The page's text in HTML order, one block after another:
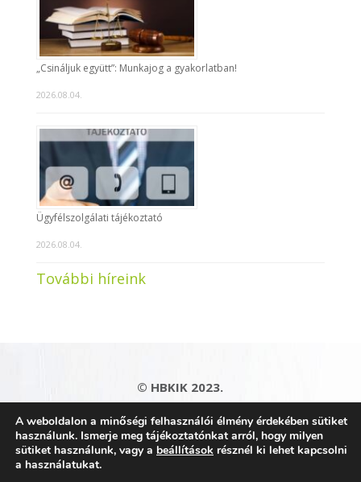
„Csináljuk együtt”: Munkajog a gyakorlatban!
2026.08.04.
Ügyfélszolgálati tájékoztató
2026.08.04.
További híreink
© HBKIK 2023.
Adatkezelési tájékoztató|Impresszum|
Kapcsolat|Honlaptérkép
A weboldalon a minőségi felhasználói élmény érdekében sütiket
használunk. Ismerje meg tájékoztatónkat arról, hogy milyen
sütiket használunk, vagy a beállítások résznél ki lehet kapcsolni
a használatukat.